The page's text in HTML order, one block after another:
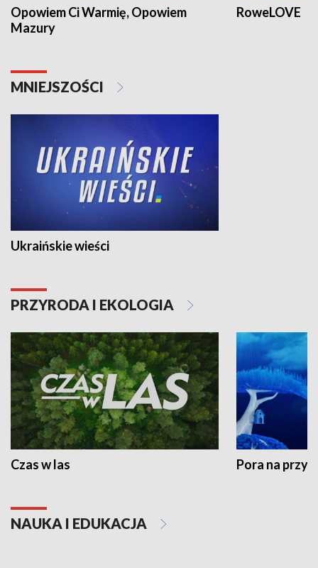
Opowiem Ci Warmię, Opowiem
Mazury
RoweLOVE
MNIEJSZOŚCI
Ukraińskie wieści
PRZYRODA I EKOLOGIA
Czas w las Pora na
NAUKA I EDUKACJA